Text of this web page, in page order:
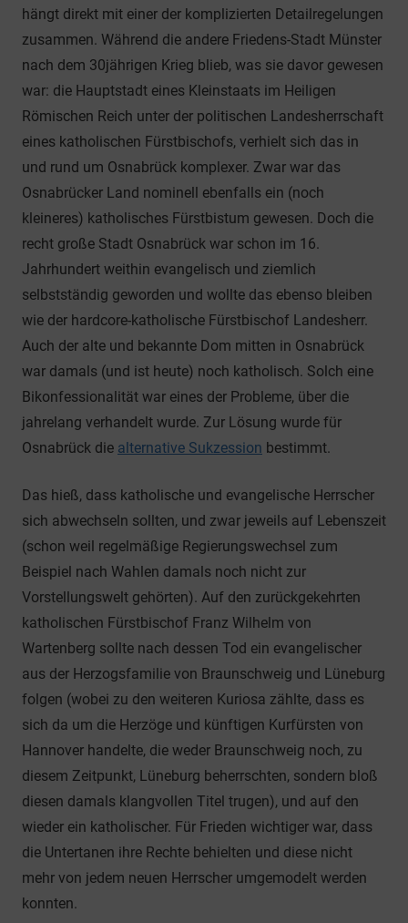
hängt direkt mit einer der komplizierten Detailregelungen
zusammen. Während die andere Friedens-Stadt Münster
nach dem 30jährigen Krieg blieb, was sie davor gewesen
war: die Hauptstadt eines Kleinstaats im Heiligen
Römischen Reich unter der politischen Landesherrschaft
eines katholischen Fürstbischofs, verhielt sich das in
und rund um Osnabrück komplexer. Zwar war das
Osnabrücker Land nominell ebenfalls ein (noch
kleineres) katholisches Fürstbistum gewesen. Doch die
recht große Stadt Osnabrück war schon im 16.
Jahrhundert weithin evangelisch und ziemlich
selbstständig geworden und wollte das ebenso bleiben
wie der hardcore-katholische Fürstbischof Landesherr.
Auch der alte und bekannte Dom mitten in Osnabrück
war damals (und ist heute) noch katholisch. Solch eine
Bikonfessionalität war eines der Probleme, über die
jahrelang verhandelt wurde. Zur Lösung wurde für
Osnabrück die alternative Sukzession bestimmt.
Das hieß, dass katholische und evangelische Herrscher
sich abwechseln sollten, und zwar jeweils auf Lebenszeit
(schon weil regelmäßige Regierungswechsel zum
Beispiel nach Wahlen damals noch nicht zur
Vorstellungswelt gehörten). Auf den zurückgekehrten
katholischen Fürstbischof Franz Wilhelm von
Wartenberg sollte nach dessen Tod ein evangelischer
aus der Herzogsfamilie von Braunschweig und Lüneburg
folgen (wobei zu den weiteren Kuriosa zählte, dass es
sich da um die Herzöge und künftigen Kurfürsten von
Hannover handelte, die weder Braunschweig noch, zu
diesem Zeitpunkt, Lüneburg beherrschten, sondern bloß
diesen damals klangvollen Titel trugen), und auf den
wieder ein katholischer. Für Frieden wichtiger war, dass
die Untertanen ihre Rechte behielten und diese nicht
mehr von jedem neuen Herrscher umgemodelt werden
konnten.